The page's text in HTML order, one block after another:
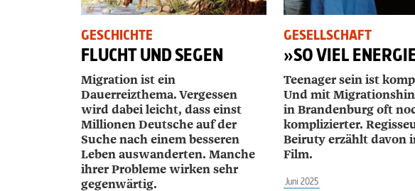
GESCHICHTE
FLUCHT UND SEGEN
Migration ist ein
Dauerreizthema. Vergessen
wird dabei leicht, dass einst
Millionen Deutsche auf der
Suche nach einem besseren
Leben auswanderten. Manche
ihrer Probleme wirken sehr
gegenwärtig.
GESELLSCHAFT
»SO VIEL
Teenager sein ist
Und mit
in Brandenburg oft
komplizierter.
­Beiruty erzählt davon
Film.
Juni 2025